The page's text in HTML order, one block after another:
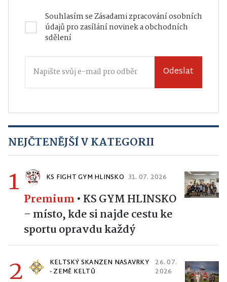
Souhlasím seZásadami zpracování osobních
údajůpro zasílání novinek a obchodních
sdělení
Odeslat
NEJČTENĚJŠÍ V KATEGORII
1 KS FIGHT GYM HLINSKO 31. 07. 2026
Premium • KS GYM HLINSKO
– místo, kde si najde cestu ke
sportu opravdu každý
2
KELTSKÝ SKANZEN NASAVRKY
- ZEMĚ KELTŮ
26. 07.
2026